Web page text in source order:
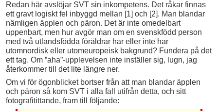
Redan här avslöjar SVT sin inkompetens. Det råkar finnas
ett gravt logiskt fel inbyggd mellan [1] och [2]. Man blandar
nämligen äpplen och päron. Det är inte omedelbart
uppenbart, men hur avgör man om en svenskfödd person
med två utlandsfödda föräldrar har eller inte har
utomnordisk eller utomeuropeisk bakgrund? Fundera på det
ett tag. Om ”aha”-upplevelsen inte inställer sig, lugn, jag
återkommer till det lite längre ner.
Om vi för ögonblicket bortser från att man blandar äpplen
och päron så kom SVT i alla fall utifrån detta, och sitt
fotografitittande, fram till följande: